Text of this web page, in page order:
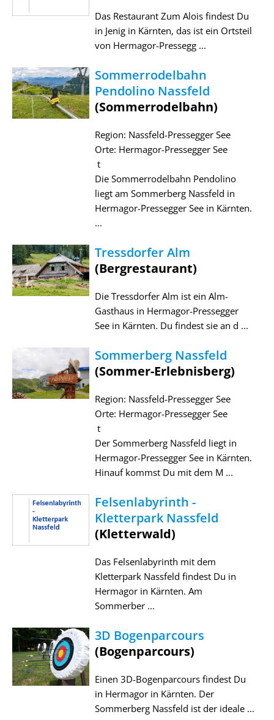
Das Restaurant Zum Alois findest Du
in Jenig in Kärnten, das ist ein Ortsteil
von Hermagor-Pressegg ...
Sommerrodelbahn
Pendolino Nassfeld
(Sommerrodelbahn)
Region: Nassfeld-Pressegger See
Orte: Hermagor-Pressegger See
t
Die Sommerrodelbahn Pendolino
liegt am Sommerberg Nassfeld in
Hermagor-Pressegger See in Kärnten.
...
Tressdorfer Alm
(Bergrestaurant)
Die Tressdorfer Alm ist ein Alm-
Gasthaus in Hermagor-Pressegger
See in Kärnten. Du findest sie an d ...
Sommerberg Nassfeld
(Sommer-Erlebnisberg)
Region: Nassfeld-Pressegger See
Orte: Hermagor-Pressegger See
t
Der Sommerberg Nassfeld liegt in
Hermagor-Pressegger See in Kärnten.
Hinauf kommst Du mit dem M ...
Felsenlabyrinth -
Kletterpark Nassfeld
(Kletterwald)
Das Felsenlabyrinth mit dem
Kletterpark Nassfeld findest Du in
Hermagor in Kärnten. Am
Sommerber ...
3D Bogenparcours
(Bogenparcours)
Einen 3D-Bogenparcours findest Du
in Hermagor in Kärnten. Der
Sommerberg Nassfeld ist der ideale ...